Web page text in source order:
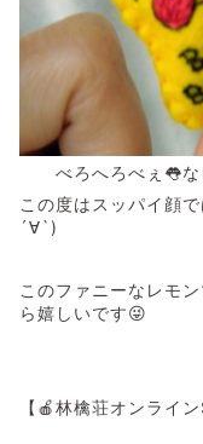
べろへろべぇ👅な
この度はスッパイ顔
´∀`)
このファニーなレモ
ら嬉しいです😜
【🍎林檎荘オンライ